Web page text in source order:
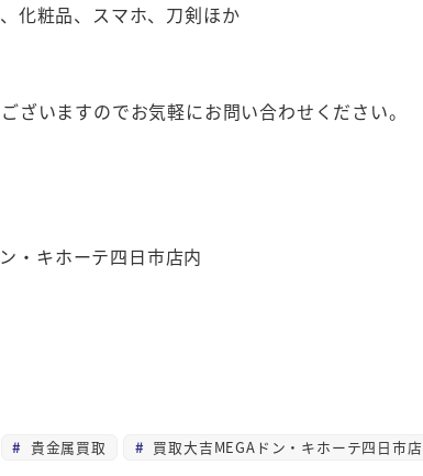
化粧品、スマホ、刀剣ほか
ざいますのでお気軽にお問い合わせください。
・キホーテ四日市店内
貴金属買取 買取大吉MEGAドン・キホーテ四日市店